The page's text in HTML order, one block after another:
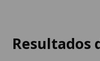
Resultados